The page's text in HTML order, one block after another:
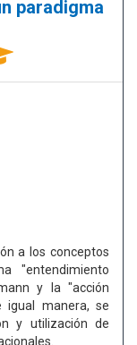
paradigma
a los conceptos
"entendimiento
y la "acción
igual manera, se
y utilización de